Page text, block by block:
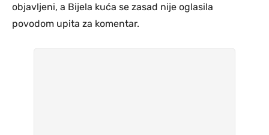
objavljeni, a Bijela kuća se zasad nije oglasila
povodom upita za komentar.